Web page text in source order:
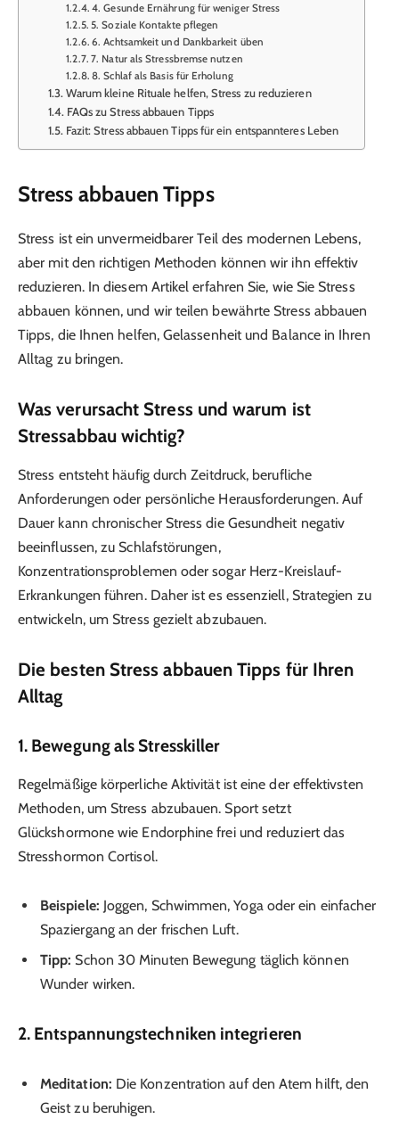
4. Gesunde Ernährung für weniger Stress
5. Soziale Kontakte pflegen
6. Achtsamkeit und Dankbarkeit üben
7. Natur als Stressbremse nutzen
8. Schlaf als Basis für Erholung
Warum kleine Rituale helfen, Stress zu reduzieren
FAQs zu Stress abbauen Tipps
Fazit: Stress abbauen Tipps für ein entspannteres Leben
Stress abbauen Tipps
Stress ist ein unvermeidbarer Teil des modernen Lebens,
aber mit den richtigen Methoden können wir ihn effektiv
reduzieren. In diesem Artikel erfahren Sie, wie Sie Stress
abbauen können, und wir teilen bewährte Stress abbauen
Tipps, die Ihnen helfen, Gelassenheit und Balance in Ihren
Alltag zu bringen.
Was verursacht Stress und warum ist
Stressabbau wichtig?
Stress entsteht häufig durch Zeitdruck, berufliche
Anforderungen oder persönliche Herausforderungen. Auf
Dauer kann chronischer Stress die Gesundheit negativ
beeinflussen, zu Schlafstörungen,
Konzentrationsproblemen oder sogar Herz-Kreislauf-
Erkrankungen führen. Daher ist es essenziell, Strategien zu
entwickeln, um Stress gezielt abzubauen.
Die besten Stress abbauen Tipps für Ihren
Alltag
1. Bewegung als Stresskiller
Regelmäßige körperliche Aktivität ist eine der effektivsten
Methoden, um Stress abzubauen. Sport setzt
Glückshormone wie Endorphine frei und reduziert das
Stresshormon Cortisol.
Beispiele: Joggen, Schwimmen, Yoga oder ein einfacher
Spaziergang an der frischen Luft.
Tipp: Schon 30 Minuten Bewegung täglich können
Wunder wirken.
2. Entspannungstechniken integrieren
Meditation: Die Konzentration auf den Atem hilft, den
Geist zu beruhigen.